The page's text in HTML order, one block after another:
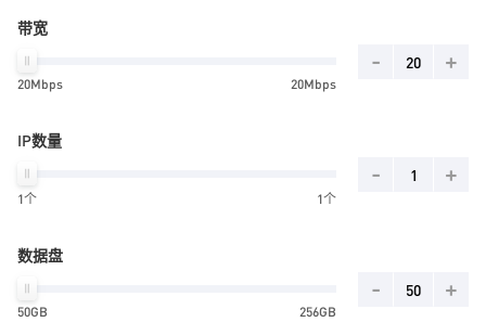
带宽
20Mbps 20Mbps
- +
IP数量
1个 1个
- +
数据盘
50GB 256GB
- +